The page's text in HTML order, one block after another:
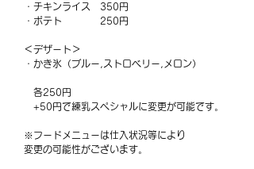
・チキンライス　350円
・ポテト　　　　250円
＜デザート＞
・かき氷（ブルー,ストロベリー,メロン）
各250円
+50円で練乳スペシャルに変更が可能です。
※フードメニューは仕入状況等により
変更の可能性がございます。